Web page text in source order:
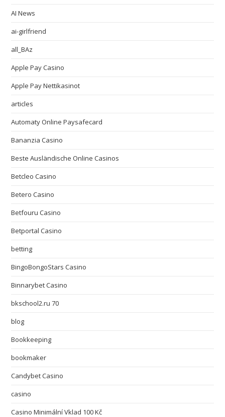
AI News
ai-girlfriend
all_BAz
Apple Pay Casino
Apple Pay Nettikasinot
articles
Automaty Online Paysafecard
Bananzia Casino
Beste Ausländische Online Casinos
Betcleo Casino
Betero Casino
Betfouru Casino
Betportal Casino
betting
BingoBongoStars Casino
Binnarybet Casino
bkschool2.ru 70
blog
Bookkeeping
bookmaker
Candybet Casino
casino
Casino Minimální Vklad 100 Kč